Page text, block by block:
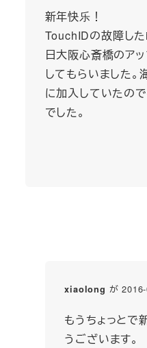
新年快乐！
TouchIDの故障し
日大阪心斎橋のア
してもらいました
に加入していたの
でした。
xiaolong が
もうちょっとで
うございます。